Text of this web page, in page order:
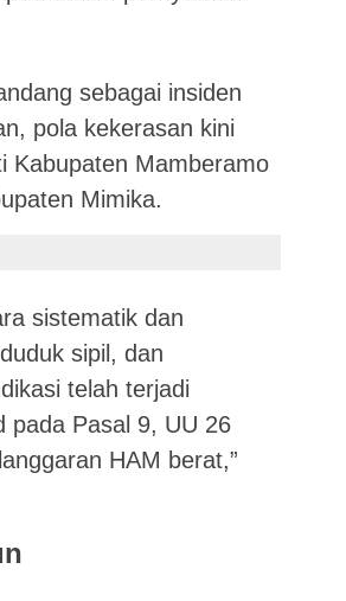
sebagai insiden
pola kekerasan kini
Kabupaten Mamberamo
Mimika.
sistematik dan
sipil, dan
telah terjadi
pada Pasal 9, UU 26
HAM berat,”